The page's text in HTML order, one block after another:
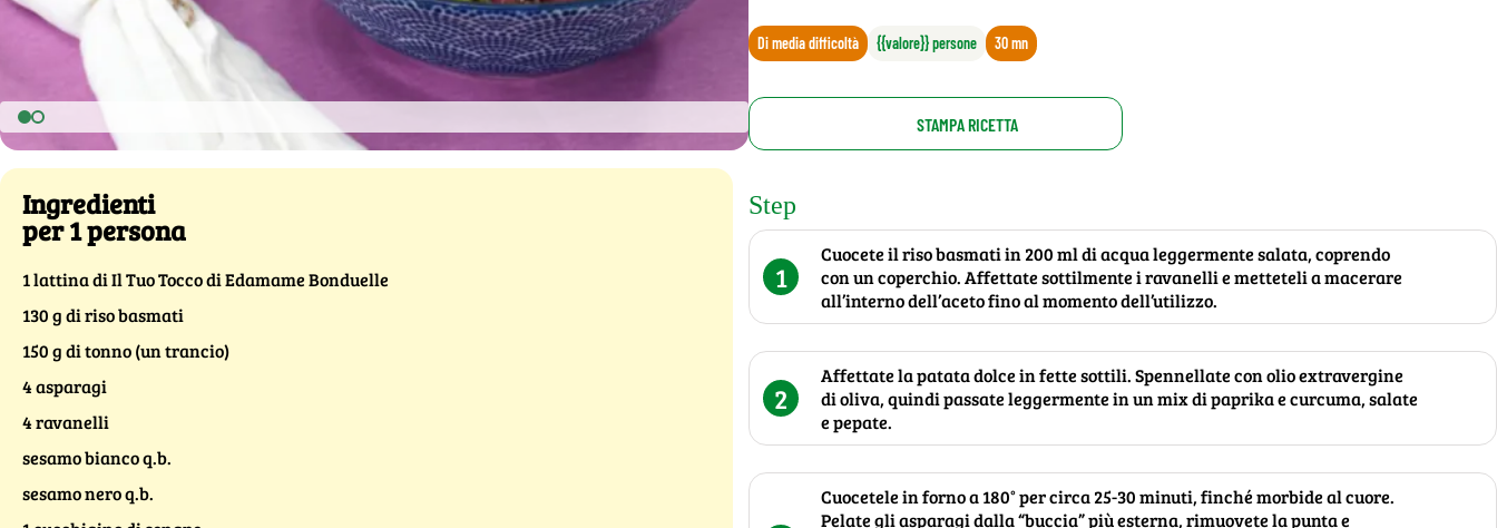
Di media difficoltà {{valore}} persone 30 mn
STAMPA RICETTA
Ingredienti
per 1 persona
1 lattina di Il Tuo Tocco di Edamame Bonduelle
130 g di riso basmati
150 g di tonno (un trancio)
4 asparagi
4 ravanelli
sesamo bianco q.b.
sesamo nero q.b.
Step
1
Cuocete il riso basmati in 200 ml di acqua leggermente salata, coprendo
con un coperchio. Affettate sottilmente i ravanelli e metteteli a macerare
all’interno dell’aceto fino al momento dell’utilizzo.
2
Affettate la patata dolce in fette sottili. Spennellate con olio extravergine
di oliva, quindi passate leggermente in un mix di paprika e curcuma, salate
e pepate.
Cuocetele in forno a 180° per circa 25-30 minuti, finché morbide al cuore.
Pelate gli asparagi dalla “buccia” più esterna, rimuovete la punta e